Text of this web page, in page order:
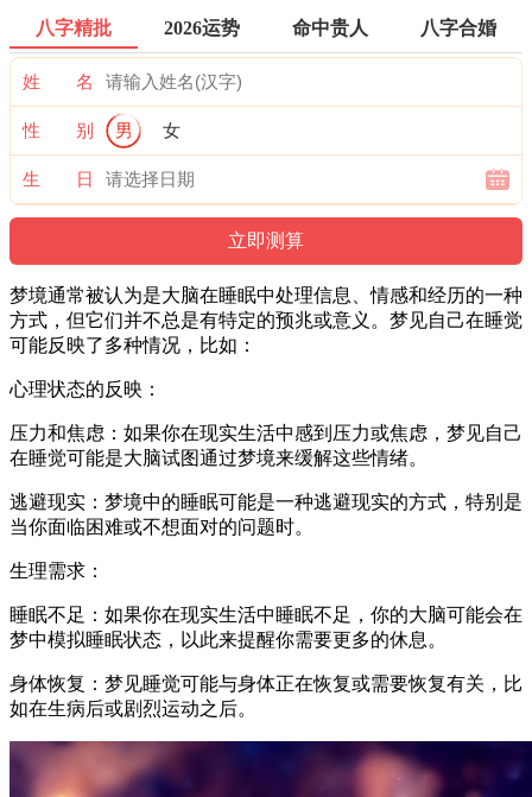
八字精批 2026运势 命中贵人 八字合婚
姓 名
性 别 男 女
生 日
梦境通常被认为是大脑在睡眠中处理信息、情感和经历的一种
方式，但它们并不总是有特定的预兆或意义。梦见自己在睡觉
可能反映了多种情况，比如：
心理状态的反映：
压力和焦虑：如果你在现实生活中感到压力或焦虑，梦见自己
在睡觉可能是大脑试图通过梦境来缓解这些情绪。
逃避现实：梦境中的睡眠可能是一种逃避现实的方式，特别是
当你面临困难或不想面对的问题时。
生理需求：
睡眠不足：如果你在现实生活中睡眠不足，你的大脑可能会在
梦中模拟睡眠状态，以此来提醒你需要更多的休息。
身体恢复：梦见睡觉可能与身体正在恢复或需要恢复有关，比
如在生病后或剧烈运动之后。